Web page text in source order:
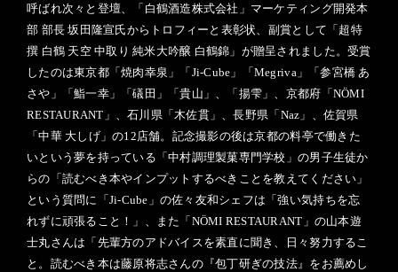
呼ばれ次々と登壇、「白鶴酒造株式会社」マーケティング開発本
部 部長 坂田隆宣氏からトロフィーと表彰状、副賞として「超特
撰 白鶴 天空 中取り 純米大吟醸 白鶴錦」が贈呈されました。受賞
したのは東京都「焼肉幸泉」「Ji-Cube」「Megriva」「参宮橋 あ
さや」「鮨一幸」「礒田」「貴山」、「揚雫」、京都府「NÖMI
RESTAURANT」、石川県「木佐貫」、長野県「Naz」、佐賀県
「中華 大しげ」の12店舗。記念撮影の後は京都の料亭で働きた
いという夢を持っている「中村調理製菓専門学校」の男子生徒か
らの「読むべき本やインプットするべきことを教えてください」
という質問に「Ji-Cube」の佐々友和シェフは「強い気持ちを忘
れずに頑張ること！」、また「NÖMI RESTAURANT」の山本遊
士丸さんは「先輩方のアドバイスを素直に聞き、日々努力するこ
と。読むべき本は藤原将志さんの『包丁研ぎの技法』をお薦めし